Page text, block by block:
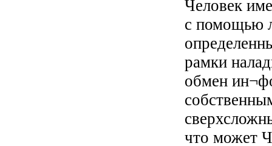
Человек
с помощью
рамки
обмен
что может